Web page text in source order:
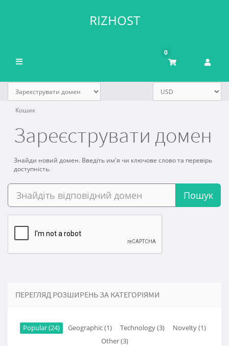
RIZHOST
Переключити
0
Кошик
Зареєструвати домен
Знайди новий домен. Введіть им'я чи ключове слово та перевірь
доступність.
Пошук
ПЕРЕГЛЯД РОЗШИРЕНЬ ЗА КАТЕГОРІЯМИ
Popular (24) Geographic (1) Technology (3)
Novelty (1)
Other (3)